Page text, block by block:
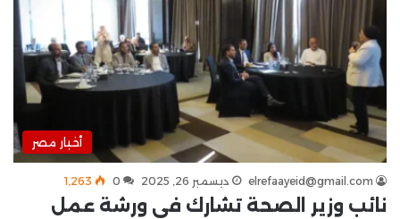
أخبار مصر
elrefaayeid@gmail.com ديسمبر 26, 2025 0 1٬263
نائب وزير الصحة تشارك في ورشة عمل